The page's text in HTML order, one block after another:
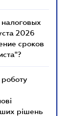
2026
сроков
рішень